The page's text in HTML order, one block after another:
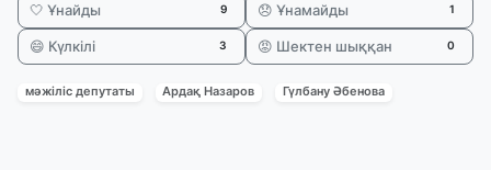
🤍 Ұнайды 9 😞 Ұнамайды 1
😄 Күлкілі 3 😡 Шектен шыққан 0
мәжіліс депутаты Ардақ Назаров Гүлбану Әбенова